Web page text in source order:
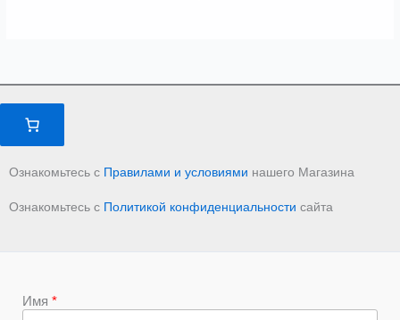
Ознакомьтесь с Правилами и условиями нашего Магазина
Ознакомьтесь с Политикой конфиденциальности сайта
Имя